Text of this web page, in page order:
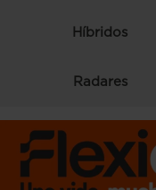
Híbridos
Radares